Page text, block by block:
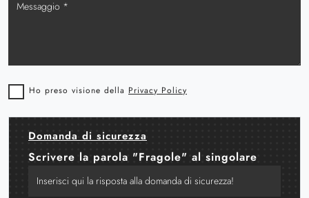
Ho preso visione della Privacy Policy
Domanda di sicurezza
Scrivere la parola "Fragole" al singolare